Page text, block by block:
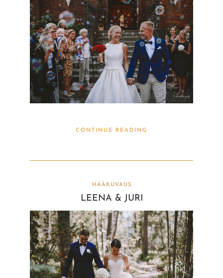
CONTINUE READING
HÄÄKUVAUS
LEENA & JURI